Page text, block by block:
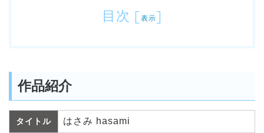
目次 [ 表示]
作品紹介
タイトル はさみ hasami